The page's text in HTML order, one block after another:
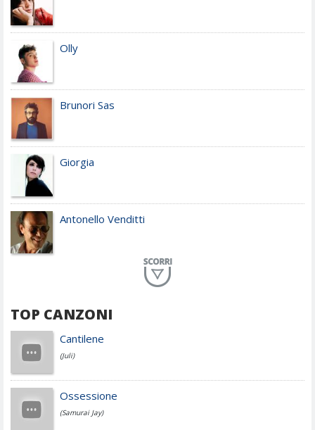
Olly
Brunori Sas
Giorgia
Antonello Venditti
Achille Lauro
Cesare Cremonini
TOP CANZONI
Cantilene
(Juli)
Ossessione
(Samurai Jay)